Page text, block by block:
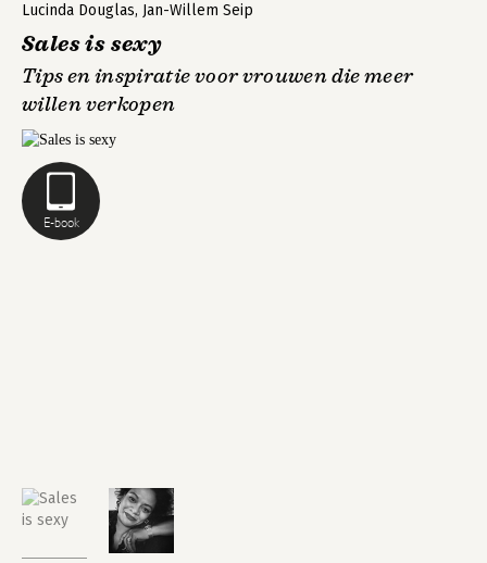
E-book
Lucinda Douglas, Jan-Willem Seip
Sales is sexy
Tips en inspiratie voor vrouwen die meer
willen verkopen